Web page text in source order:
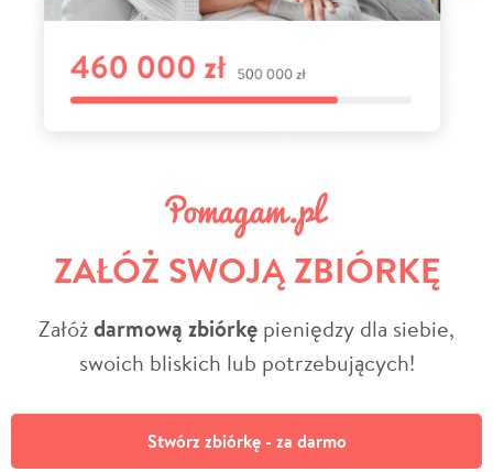
ZAŁÓŻ SWOJĄ ZBIÓRKĘ
Załóżdarmową zbiórkę pieniędzy dla siebie,
swoich bliskich lub potrzebujących!
Stwórz zbiórkę - za darmo